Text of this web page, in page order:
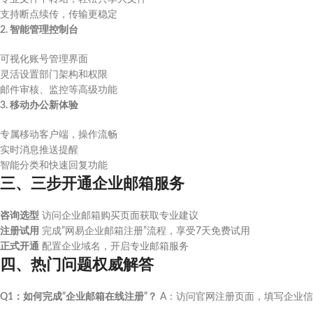
支持断点续传，传输更稳定
2. 智能管理控制台
可视化账号管理界面
灵活设置部门架构和权限
邮件审核、监控等高级功能
3. 移动办公新体验
专属移动客户端，操作流畅
实时消息推送提醒
智能分类和快速回复功能
三、三步开通企业邮箱服务
咨询选型 访问企业邮箱购买页面获取专业建议
注册试用 完成”网易企业邮箱注册”流程，享受7天免费试用
正式开通 配置企业域名，开启专业邮箱服务
四、热门问题权威解答
Q1：如何完成”企业邮箱在线注册”？ A：访问官网注册页面，填写企业